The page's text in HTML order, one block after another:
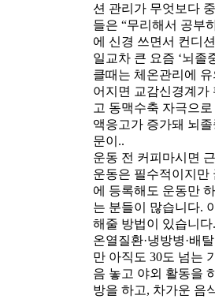
션 관리가 무엇보다
들은 “무리해서 공부
에 신경 쓰면서 컨디
일교차 큰 요즘 ‘뇌졸
클때는 체온관리에
어지면 교감신경계가
고 동맥수축 자극으
액응고가 증가돼 뇌
문이..
운동 전 커피마시면
운동은 필수적이지만
에 등록해도 운동만
는 분들이 많습니다.
해줄 방법이 있습니
온열질환·냉방병·배
만 아직도 30도 넘는
음 놓고 야외 활동을
방을 하고, 차가운 음